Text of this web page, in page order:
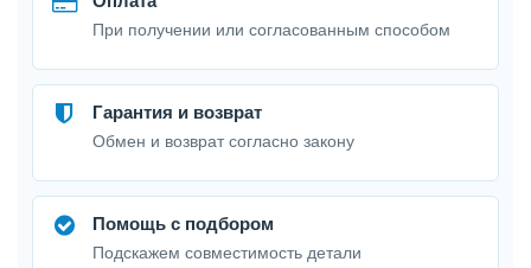
При получении или согласованным способом
Гарантия и возврат
Обмен и возврат согласно закону
Помощь с подбором
Подскажем совместимость детали